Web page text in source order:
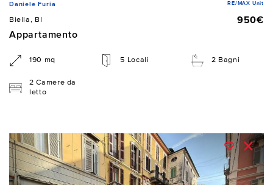
Daniele Furia RE/MAX Unit
Biella, BI
950€
Appartamento
190 mq 5 Locali 2 Bagni
2 Camere da
letto